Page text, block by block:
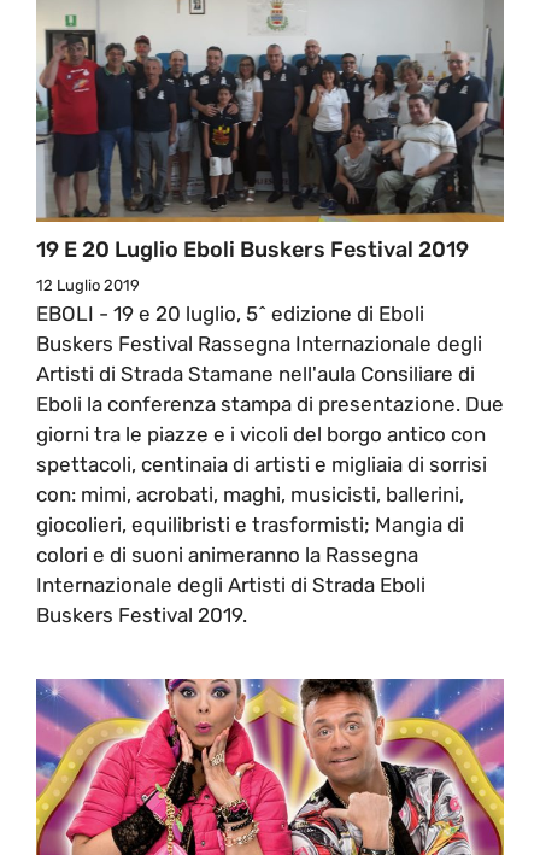
19 E 20 Luglio Eboli Buskers Festival 2019
12 Luglio 2019
EBOLI - 19 e 20 luglio, 5^ edizione di Eboli
Buskers Festival Rassegna Internazionale degli
Artisti di Strada Stamane nell'aula Consiliare di
Eboli la conferenza stampa di presentazione. Due
giorni tra le piazze e i vicoli del borgo antico con
spettacoli, centinaia di artisti e migliaia di sorrisi
con: mimi, acrobati, maghi, musicisti, ballerini,
giocolieri, equilibristi e trasformisti; Mangia di
colori e di suoni animeranno la Rassegna
Internazionale degli Artisti di Strada Eboli
Buskers Festival 2019.